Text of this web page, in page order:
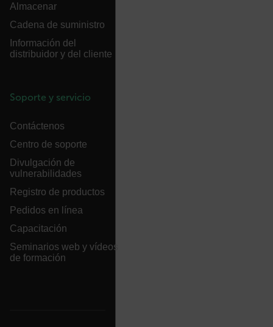
Almacenar
Cadena de suministro
Información del
distribuidor y del cliente
Soporte y servicio
Contáctenos
Centro de soporte
Divulgación de
vulnerabilidades
Registro de productos
Pedidos en línea
Capacitación
Seminarios web y vídeos
de formación
E3SessionID
FPLC